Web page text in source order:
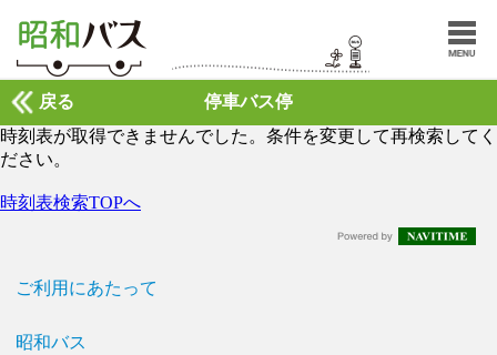
停車バス停
戻る
時刻表が取得できませんでした。条件を変更して再検索してく
ださい。
時刻表検索TOPへ
ご利用にあたって
昭和バス